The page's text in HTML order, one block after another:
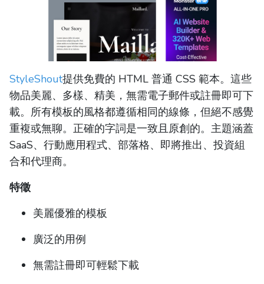
StyleShout提供免費的 HTML 普通 CSS 範本。這些
物品美麗、多樣、精美，無需電子郵件或註冊即可下
載。所有模板的風格都遵循相同的線條，但絕不感覺
重複或無聊。正確的字詞是一致且原創的。主題涵蓋
SaaS、行動應用程式、部落格、即將推出、投資組
合和代理商。
特徵
美麗優雅的模板
廣泛的用例
無需註冊即可輕鬆下載